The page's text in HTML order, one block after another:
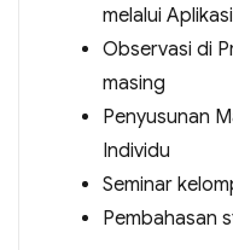
melalui
Observasi di
masing
Penyusunan
Individu
Seminar
Pembahasan